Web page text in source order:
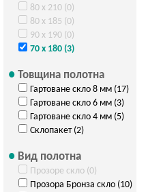
80 х 210 (0)
80 х 185 (0)
90 х 190 (0)
70 х 180 (3)
Товщина полотна
Гартоване скло 8 мм (17)
Гартоване скло 6 мм (3)
Гартоване скло 4 мм (5)
Склопакет (2)
Вид полотна
Прозоре скло (0)
Прозора Бронза скло (10)